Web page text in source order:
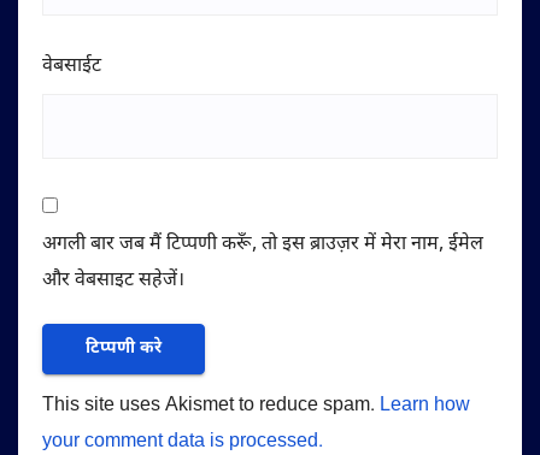
वेबसाईट
अगली बार जब मैं टिप्पणी करूँ, तो इस ब्राउज़र में मेरा नाम, ईमेल
और वेबसाइट सहेजें।
This site uses Akismet to reduce spam. Learn how
your comment data is processed.